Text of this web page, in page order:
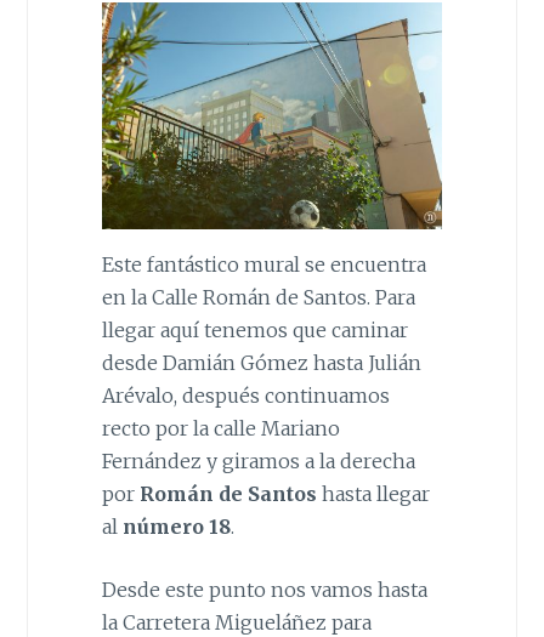
Este fantástico mural se encuentra
en la Calle Román de Santos. Para
llegar aquí tenemos que caminar
desde Damián Gómez hasta Julián
Arévalo, después continuamos
recto por la calle Mariano
Fernández y giramos a la derecha
por Román de Santos hasta llegar
al número 18.
Desde este punto nos vamos hasta
la Carretera Migueláñez para